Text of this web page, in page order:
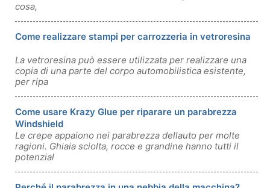
cosa,
Come realizzare stampi per carrozzeria in vetroresina
La vetroresina può essere utilizzata per realizzare una
copia di una parte del corpo automobilistica esistente,
per ripa
Come usare Krazy Glue per riparare un parabrezza
Windshield
Le crepe appaiono nei parabrezza dellauto per molte
ragioni. Ghiaia sciolta, rocce e grandine hanno tutti il ​​
potenzial